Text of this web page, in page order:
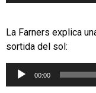
La Farners explica
sortida del sol:
Reproductor
00:00